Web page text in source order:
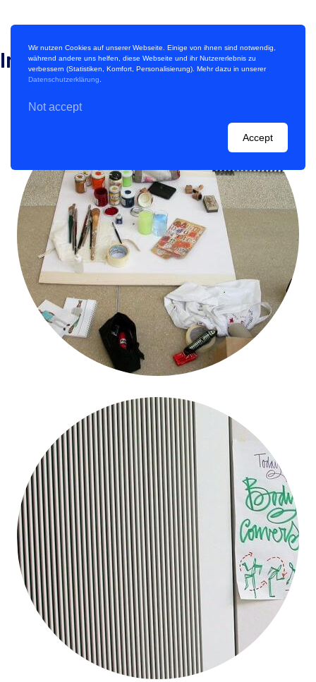
Impressionen
Wir nutzen Cookies auf unserer Webseite. Einige von ihnen sind notwendig,
während andere uns helfen, diese Webseite und ihr Nutzererlebnis zu
verbessern (Statistiken, Komfort, Personalisierung). Mehr dazu in unserer
Datenschutzerklärung
Not accept
Accept